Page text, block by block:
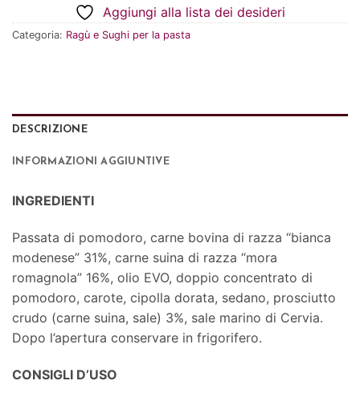
Aggiungi alla lista dei desideri
Categoria: Ragù e Sughi per la pasta
DESCRIZIONE
INFORMAZIONI AGGIUNTIVE
INGREDIENTI
Passata di pomodoro, carne bovina di razza “bianca
modenese” 31%, carne suina di razza “mora
romagnola” 16%, olio EVO, doppio concentrato di
pomodoro, carote, cipolla dorata, sedano, prosciutto
crudo (carne suina, sale) 3%, sale marino di Cervia.
Dopo l’apertura conservare in frigorifero.
CONSIGLI D’USO